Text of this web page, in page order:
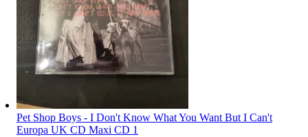
Pet Shop Boys - I Don't Know What You Want But I Can't
Europa UK CD Maxi CD 1